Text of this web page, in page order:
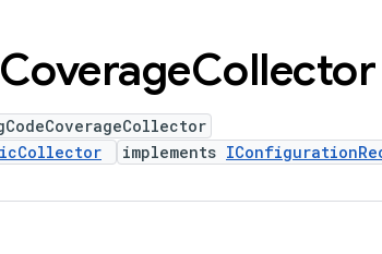
CoverageCollector
implements